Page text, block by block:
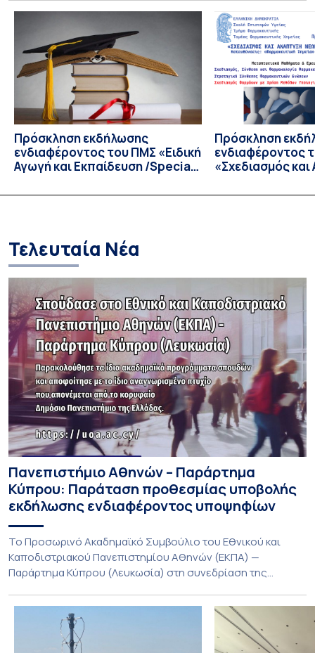
του Παιδαγωγικού Τμήματος Δημοτικής Εκπαίδευσης, της
Ιατρικής Σχολής και του Τμήματος Βιολογίας του Εθνικού
και Καποδιστριακού Πανεπιστημίου Αθηνών (ΕΚΠΑ),
Πρόκειται για ένα διεπιστημονικό και πρωτοποριακό
Μεταπτυχιακό Πρόγραμμα, αντίστοιχο με μεταπτυχιακά
προγράμματα όπως […]
Πρόσκληση εκδήλωσης
ενδιαφέροντος του ΠΜΣ «Ειδική
Αγωγή και Εκπαίδευση /Special
Παιδαγωγικού Τμήματος
Πρόσκληση
ενδιαφέροντος
«Σχεδιασμός
Τμήματος
Τελευταία Νέα
Πανεπιστήμιο Αθηνών – Παράρτημα
Κύπρου: Παράταση προθεσμίας υποβολής
εκδήλωσης ενδιαφέροντος υποψηφίων
Το Προσωρινό Ακαδημαϊκό Συμβούλιο του Εθνικού και
Καποδιστριακού Πανεπιστημίου Αθηνών (ΕΚΠΑ) —
Παράρτημα Κύπρου (Λευκωσία) στη συνεδρίαση της
παράταση της προθεσμίας υποβολής εκδήλωσης
ενδιαφέροντος για την φοίτηση σε Προγράμματα Σπουδών,
Τμημάτων του Πανεπιστημίου μας στο Παράρτημα Κύπρου